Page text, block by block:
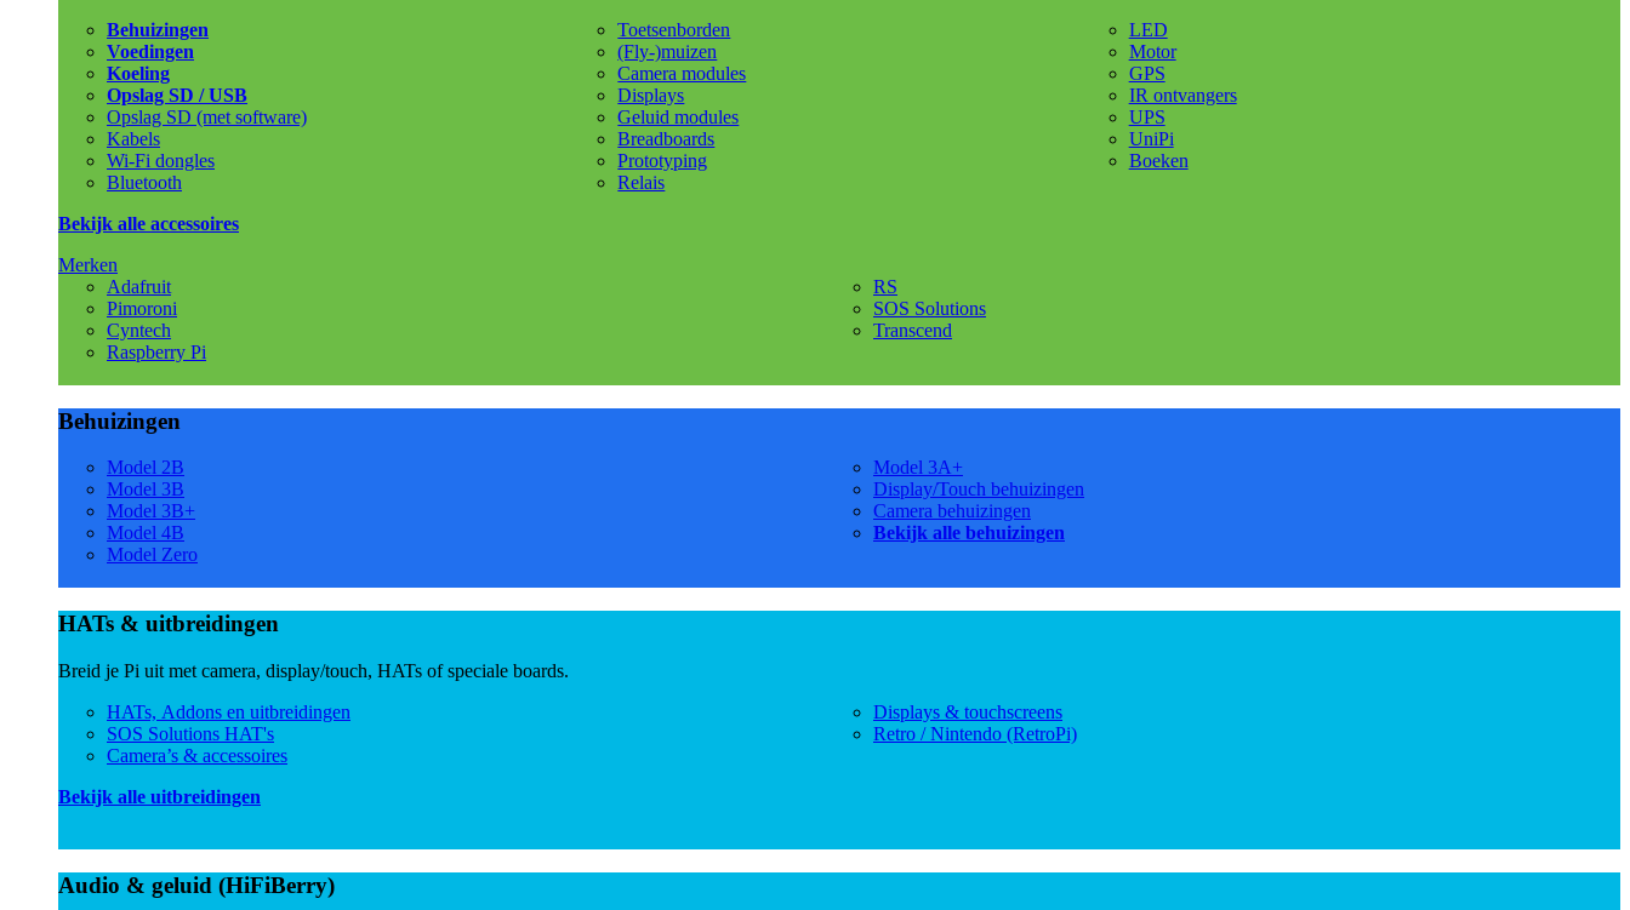
Behuizingen
Voedingen
Koeling
Opslag SD / USB
Opslag SD (met software)
Kabels
Wi-Fi dongles
Bluetooth
Toetsenborden
(Fly-)muizen
Camera modules
Displays
Geluid modules
Breadboards
Prototyping
Relais
LED
Motor
GPS
IR ontvangers
UPS
UniPi
Boeken
Bekijk alle accessoires
Merken
Adafruit
Pimoroni
Cyntech
Raspberry Pi
RS
SOS Solutions
Transcend
Behuizingen
Model 2B
Model 3B
Model 3B+
Model 4B
Model Zero
Model 3A+
Display/Touch behuizingen
Camera behuizingen
Bekijk alle behuizingen
HATs & uitbreidingen
Breid je Pi uit met camera, display/touch, HATs of speciale boards.
HATs, Addons en uitbreidingen
SOS Solutions HAT's
Camera’s & accessoires
Displays & touchscreens
Retro / Nintendo (RetroPi)
Bekijk alle uitbreidingen
Audio & geluid (HiFiBerry)